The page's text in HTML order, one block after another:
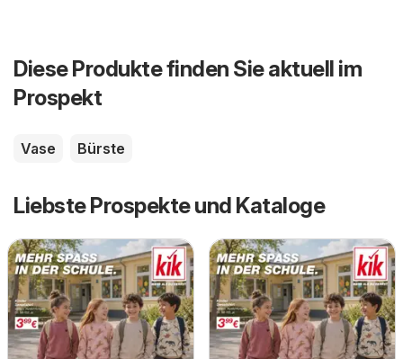
Diese Produkte finden Sie aktuell im
Prospekt
Vase Bürste
Liebste Prospekte und Kataloge